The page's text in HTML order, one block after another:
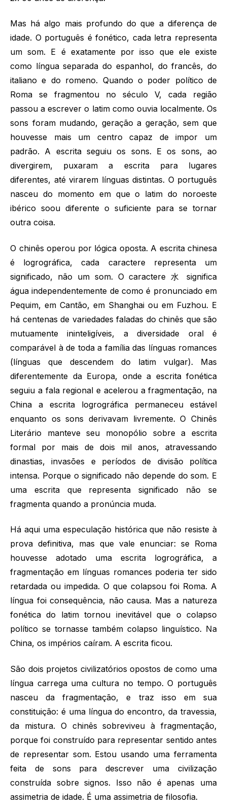
Mas há algo mais profundo do que a diferença de
idade. O português é fonético, cada letra representa
um som. E é exatamente por isso que ele existe
como língua separada do espanhol, do francês, do
italiano e do romeno. Quando o poder político de
Roma se fragmentou no século V, cada região
passou a escrever o latim como ouvia localmente. Os
sons foram mudando, geração a geração, sem que
houvesse mais um centro capaz de impor um
padrão. A escrita seguiu os sons. E os sons, ao
divergirem, puxaram a escrita para lugares
diferentes, até virarem línguas distintas. O português
nasceu do momento em que o latim do noroeste
ibérico soou diferente o suficiente para se tornar
outra coisa.
O chinês operou por lógica oposta. A escrita chinesa
é logrográfica, cada caractere representa um
significado, não um som. O caractere 水 significa
água independentemente de como é pronunciado em
Pequim, em Cantão, em Shanghai ou em Fuzhou. E
há centenas de variedades faladas do chinês que são
mutuamente ininteligíveis, a diversidade oral é
comparável à de toda a família das línguas romances
(línguas que descendem do latim vulgar). Mas
diferentemente da Europa, onde a escrita fonética
seguiu a fala regional e acelerou a fragmentação, na
China a escrita logrográfica permaneceu estável
enquanto os sons derivavam livremente. O Chinês
Literário manteve seu monopólio sobre a escrita
formal por mais de dois mil anos, atravessando
dinastias, invasões e períodos de divisão política
intensa. Porque o significado não depende do som. E
uma escrita que representa significado não se
fragmenta quando a pronúncia muda.
Há aqui uma especulação histórica que não resiste à
prova definitiva, mas que vale enunciar: se Roma
houvesse adotado uma escrita logrográfica, a
fragmentação em línguas romances poderia ter sido
retardada ou impedida. O que colapsou foi Roma. A
língua foi consequência, não causa. Mas a natureza
fonética do latim tornou inevitável que o colapso
político se tornasse também colapso linguístico. Na
China, os impérios caíram. A escrita ficou.
São dois projetos civilizatórios opostos de como uma
língua carrega uma cultura no tempo. O português
nasceu da fragmentação, e traz isso em sua
constituição: é uma língua do encontro, da travessia,
da mistura. O chinês sobreviveu à fragmentação,
porque foi construído para representar sentido antes
de representar som. Estou usando uma ferramenta
feita de sons para descrever uma civilização
construída sobre signos. Isso não é apenas uma
assimetria de idade. É uma assimetria de filosofia.